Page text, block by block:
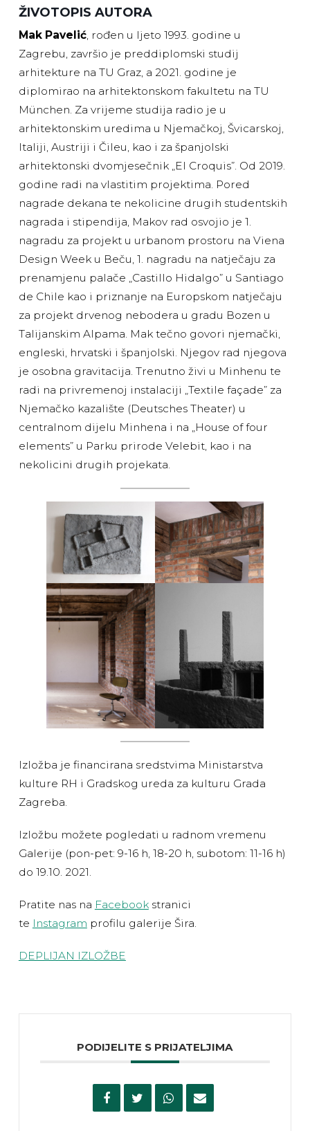
ŽIVOTOPIS AUTORA
Mak Pavelić, rođen u ljeto 1993. godine u
Zagrebu, završio je preddiplomski studij
arhitekture na TU Graz, a 2021. godine je
diplomirao na arhitektonskom fakultetu na TU
München. Za vrijeme studija radio je u
arhitektonskim uredima u Njemačkoj, Švicarskoj,
Italiji, Austriji i Čileu, kao i za španjolski
arhitektonski dvomjesečnik „El Croquis”. Od 2019.
godine radi na vlastitim projektima. Pored
nagrade dekana te nekolicine drugih studentskih
nagrada i stipendija, Makov rad osvojio je 1.
nagradu za projekt u urbanom prostoru na Viena
Design Week u Beču, 1. nagradu na natječaju za
prenamjenu palače „Castillo Hidalgo” u Santiago
de Chile kao i priznanje na Europskom natječaju
za projekt drvenog nebodera u gradu Bozen u
Talijanskim Alpama. Mak tečno govori njemački,
engleski, hrvatski i španjolski. Njegov rad njegova
je osobna gravitacija. Trenutno živi u Minhenu te
radi na privremenoj instalaciji „Textile façade” za
Njemačko kazalište (Deutsches Theater) u
centralnom dijelu Minhena i na „House of four
elements” u Parku prirode Velebit, kao i na
nekolicini drugih projekata.
Izložba je financirana sredstvima Ministarstva
kulture RH i Gradskog ureda za kulturu Grada
Zagreba.
Izložbu možete pogledati u radnom vremenu
Galerije (pon-pet: 9-16 h, 18-20 h, subotom: 11-16 h)
do 19.10. 2021.
Pratite nas na Facebookstranici
te Instagram profilu galerije Šira.
DEPLIJAN IZLOŽBE
PODIJELITE S PRIJATELJIMA